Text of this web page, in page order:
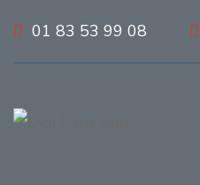
01 83 53 99 08